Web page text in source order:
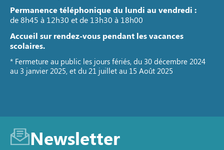
Permanence téléphonique du lundi au vendredi :
de 8h45 à 12h30 et de 13h30 à 18h00
Accueil sur rendez-vous pendant les vacances
scolaires.
* Fermeture au public les jours fériés, du 30 décembre 2024
au 3 janvier 2025, et du 21 juillet au 15 Août 2025
Newsletter